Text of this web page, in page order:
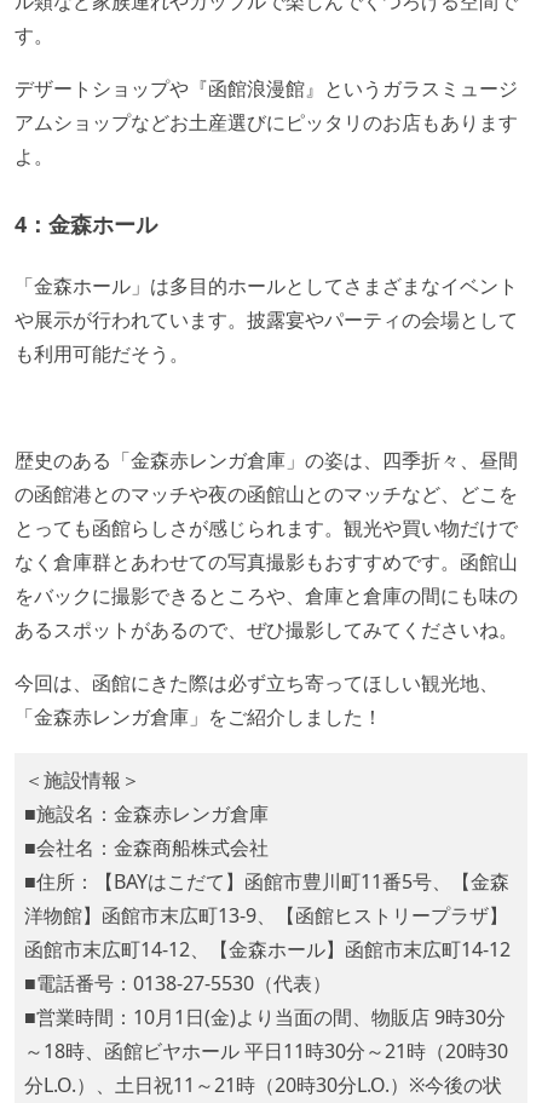
す。
デザートショップや『函館浪漫館』というガラスミュージ
アムショップなどお土産選びにピッタリのお店もあります
よ。
4：金森ホール
「金森ホール」は多目的ホールとしてさまざまなイベント
や展示が行われています。披露宴やパーティの会場として
も利用可能だそう。
歴史のある「金森赤レンガ倉庫」の姿は、四季折々、昼間
の函館港とのマッチや夜の函館山とのマッチなど、どこを
とっても函館らしさが感じられます。観光や買い物だけで
なく倉庫群とあわせての写真撮影もおすすめです。函館山
をバックに撮影できるところや、倉庫と倉庫の間にも味の
あるスポットがあるので、ぜひ撮影してみてくださいね。
今回は、函館にきた際は必ず立ち寄ってほしい観光地、
「金森赤レンガ倉庫」をご紹介しました！
＜施設情報＞
■施設名：金森赤レンガ倉庫
■会社名：金森商船株式会社
■住所：【BAYはこだて】函館市豊川町11番5号、【金森
洋物館】函館市末広町13-9、【函館ヒストリープラザ】
函館市末広町14-12、【金森ホール】函館市末広町14-12
■電話番号：0138-27-5530（代表）
■営業時間：10月1日(金)より当面の間、物販店 9時30分
～18時、函館ビヤホール 平日11時30分～21時（20時30
分L.O.）、土日祝11～21時（20時30分L.O.）※今後の状